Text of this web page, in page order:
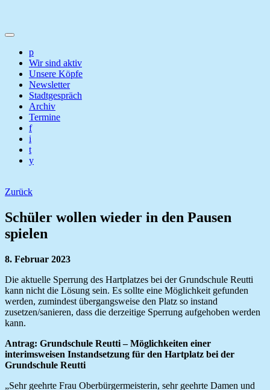
p
Wir sind aktiv
Unsere Köpfe
Newsletter
Stadtgespräch
Archiv
Termine
f
i
t
y
Zurück
Schüler wollen wieder in den Pausen
spielen
8. Februar 2023
Die aktuelle Sperrung des Hartplatzes bei der Grundschule Reutti
kann nicht die Lösung sein. Es sollte eine Möglichkeit gefunden
werden, zumindest übergangsweise den Platz so instand
zusetzen/sanieren, dass die derzeitige Sperrung aufgehoben werden
kann.
Antrag: Grundschule Reutti – Möglichkeiten einer
interimsweisen Instandsetzung für den Hartplatz bei der
Grundschule Reutti
„Sehr geehrte Frau Oberbürgermeisterin, sehr geehrte Damen und